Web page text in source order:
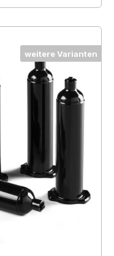
weitere Varianten